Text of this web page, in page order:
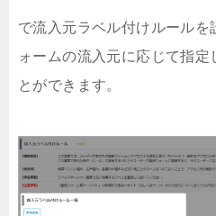
で流入元ラベル付けルールを
ォームの流入元に応じて指定
とができます。